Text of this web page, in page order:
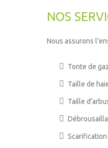
NOS
Nous assurons
Tonte de
Taille de
Taille
Scarification